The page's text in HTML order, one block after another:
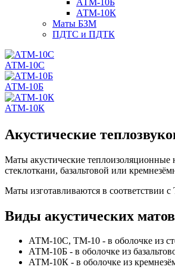
АТМ-10К
Маты БЗМ
ПДТС и ПДТК
АТМ-10С
АТМ-10Б
АТМ-10К
Акустические
Маты акустические теплоизоляционные
стеклоткани, базальтовой или
Маты изготавливаются в соответствии
Виды акустических матов
АТМ-10С, ТМ-10 - в оболочке из
АТМ-10Б - в оболочке из
АТМ-10К - в оболочке из